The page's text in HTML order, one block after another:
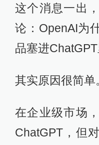
这个消息一出
论：OpenAI为
品塞进ChatGPT
其实原因很简单
在企业级市场
ChatGPT，但